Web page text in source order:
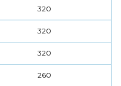
320
320
320
260